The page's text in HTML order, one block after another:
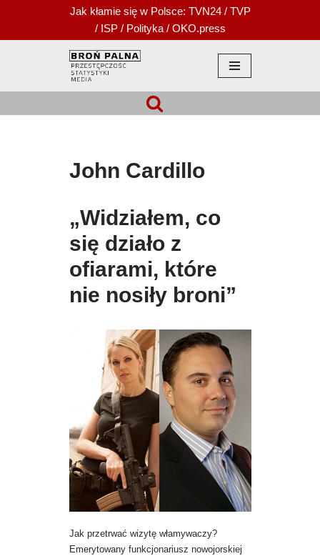
Przejdź
Jak kłamie się w Polsce: TVN24/ TVP
/ ISP/ Polityka/ OKO.press
John Cardillo
„Widziałem, co
się działo z
ofiarami, które
nie nosiły broni”
Jak przetrwać wizytę włamywaczy?
Emerytowany funkcjonariusz nowojorskiej